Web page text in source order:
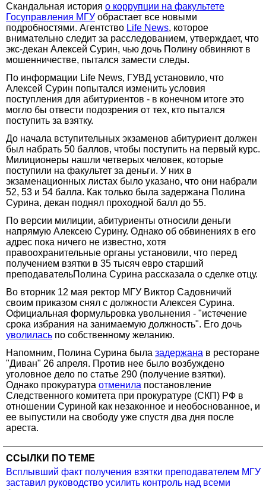
Скандальная история о коррупции на факультете
Госуправления МГУ обрастает все новыми
подробностями. Агентство Life News, которое
внимательно следит за расследованием, утверждает, что
экс-декан Алексей Сурин, чью дочь Полину обвиняют в
мошенничестве, пытался замести следы.
По информации Life News, ГУВД установило, что
Алексей Сурин попытался изменить условия
поступления для абитуриентов - в конечном итоге это
могло бы отвести подозрения от тех, кто пытался
поступить за взятку.
До начала вступительных экзаменов абитуриент должен
был набрать 50 баллов, чтобы поступить на первый курс.
Милиционеры нашли четверых человек, которые
поступили на факультет за деньги. У них в
экзаменационных листах было указано, что они набрали
52, 53 и 54 балла. Как только была задержана Полина
Сурина, декан поднял проходной балл до 55.
По версии милиции, абитуриенты относили деньги
напрямую Алексею Сурину. Однако об обвинениях в его
адрес пока ничего не известно, хотя
правоохранительные органы установили, что перед
получением взятки в 35 тысяч евро старший
преподавательПолина Сурина рассказала о сделке отцу.
Во вторник 12 мая ректор МГУ Виктор Садовничий
своим приказом снял с должности Алексея Сурина.
Официальная формульровка увольнения - "истечение
срока избрания на занимаемую должность". Его дочь
уволилась по собственному желанию.
Напомним, Полина Сурина была задержана в ресторане
"Диван" 26 апреля. Против нее было возбуждено
уголовное дело по статье 290 (получение взятки).
Однако прокуратура отменила постановление
Следственного комитета при прокуратуре (СКП) РФ в
отношении Суриной как незаконное и необоснованное, и
ее выпустили на свободу уже спустя два дня после
ареста.
ССЫЛКИ ПО ТЕМЕ
Всплывший факт получения взятки преподавателем МГУ
заставил руководство усилить контроль над всеми